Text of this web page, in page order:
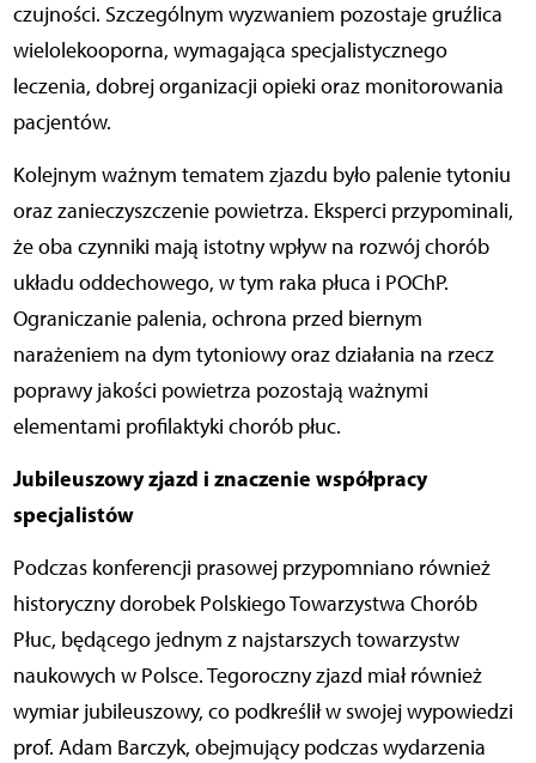
czujności. Szczególnym wyzwaniem pozostaje gruźlica
wielolekooporna, wymagająca specjalistycznego
leczenia, dobrej organizacji opieki oraz monitorowania
pacjentów.
Kolejnym ważnym tematem zjazdu było palenie tytoniu
oraz zanieczyszczenie powietrza. Eksperci przypominali,
że oba czynniki mają istotny wpływ na rozwój chorób
układu oddechowego, w tym raka płuca i POChP.
Ograniczanie palenia, ochrona przed biernym
narażeniem na dym tytoniowy oraz działania na rzecz
poprawy jakości powietrza pozostają ważnymi
elementami profilaktyki chorób płuc.
Jubileuszowy zjazd i znaczenie współpracy
specjalistów
Podczas konferencji prasowej przypomniano również
historyczny dorobek Polskiego Towarzystwa Chorób
Płuc, będącego jednym z najstarszych towarzystw
naukowych w Polsce. Tegoroczny zjazd miał również
wymiar jubileuszowy, co podkreślił w swojej wypowiedzi
prof. Adam Barczyk, obejmujący podczas wydarzenia